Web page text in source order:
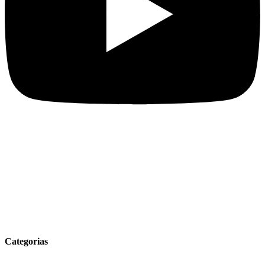
Categorias